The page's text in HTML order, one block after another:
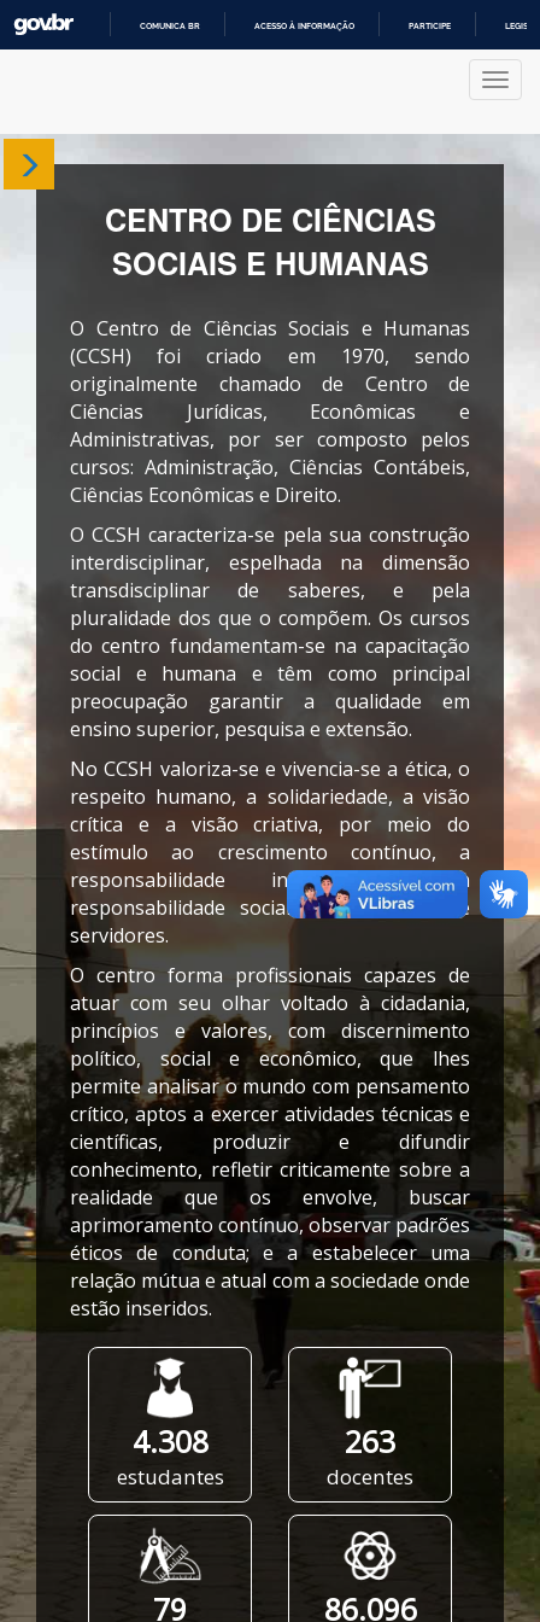
COMUNICA BR ACESSO À INFORMAÇÃO PARTICIPE
Sobre
Departamentos
Produções
Projetos
CENTRO DE CIÊNCIAS
SOCIAIS E HUMANAS
O Centro de Ciências Sociais e Humanas
(CCSH) foi criado em 1970, sendo
originalmente chamado de Centro de
Ciências Jurídicas, Econômicas e
Administrativas, por ser composto pelos
cursos: Administração, Ciências Contábeis,
Ciências Econômicas e Direito.
O CCSH caracteriza-se pela sua construção
interdisciplinar, espelhada na dimensão
transdisciplinar de saberes, e pela
pluralidade dos que o compõem. Os cursos
do centro fundamentam-se na capacitação
social e humana e têm como principal
preocupação garantir a qualidade em
ensino superior, pesquisa e extensão.
No CCSH valoriza-se e vivencia-se a ética, o
respeito humano, a solidariedade, a visão
crítica e a visão criativa, por meio do
estímulo ao crescimento contínuo, a
responsabilidade individual e a
responsabilidade social de acadêmicos e
servidores.
O centro forma profissionais capazes de
atuar com seu olhar voltado à cidadania,
princípios e valores, com discernimento
político, social e econômico, que lhes
permite analisar o mundo com pensamento
crítico, aptos a exercer atividades técnicas e
científicas, produzir e difundir
conhecimento, refletir criticamente sobre a
realidade que os envolve, buscar
aprimoramento contínuo, observar padrões
éticos de conduta; e a estabelecer uma
relação mútua e atual com a sociedade onde
estão inseridos.
4.308
estudantes
263
docentes
79 86.096